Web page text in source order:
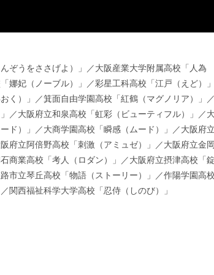
ぞうをささげよ）」／大阪産業大学附属高校「人為
娜妃（ノーブル）」／彩星工科高校「江戸（えど）」
く）」／箕面自由学園高校「紅鶴（マグノリア）」／
／大阪府立和泉高校「虹彩（ビューティフル）」／大
ド）」／大商学園高校「瞬感（ムード）」／大阪府立
府立阿倍野高校「刺激（アミュゼ）」／大阪府立金岡
商業高校「考人（ロダン）」／大阪府立摂津高校「錠
市立琴丘高校「物語（ストーリー）」／作陽学園高校
関西福祉科学大学高校「忍侍（しのび）」